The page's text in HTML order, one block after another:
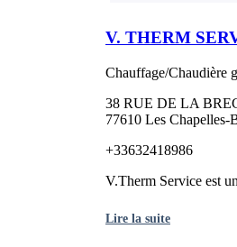
V. THERM
Chauffage/Chaudière
38 RUE DE LA
77610 Les Chapelles-
+33632418986
V.Therm Service est
Lire la suite